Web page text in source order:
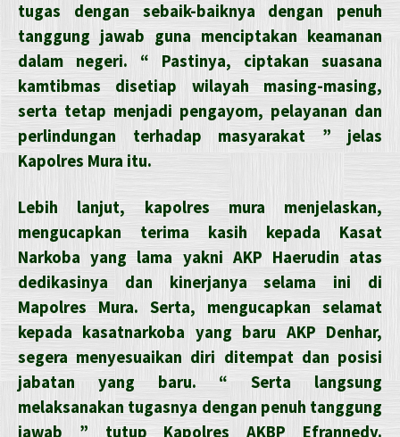
tugas dengan sebaik-baiknya dengan penuh
tanggung jawab guna menciptakan keamanan
dalam negeri. “ Pastinya, ciptakan suasana
kamtibmas disetiap wilayah masing-masing,
serta tetap menjadi pengayom, pelayanan dan
perlindungan terhadap masyarakat ” jelas
Kapolres Mura itu.
Lebih lanjut, kapolres mura menjelaskan,
mengucapkan terima kasih kepada Kasat
Narkoba yang lama yakni AKP Haerudin atas
dedikasinya dan kinerjanya selama ini di
Mapolres Mura. Serta, mengucapkan selamat
kepada kasatnarkoba yang baru AKP Denhar,
segera menyesuaikan diri ditempat dan posisi
jabatan yang baru. “ Serta langsung
melaksanakan tugasnya dengan penuh tanggung
jawab ” tutup Kapolres AKBP Efrannedy.